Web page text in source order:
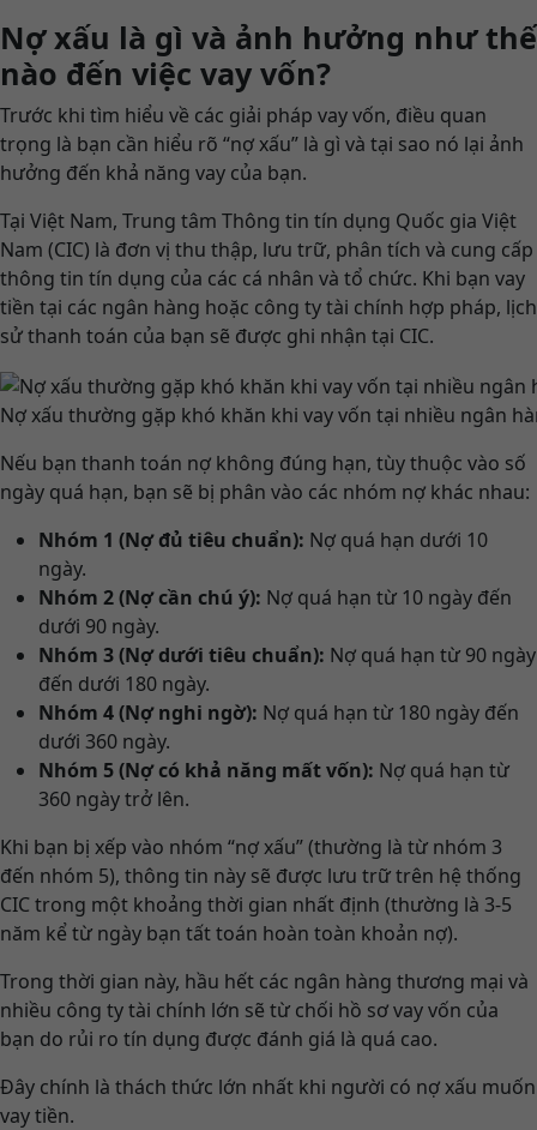
Nợ xấu là gì và ảnh hưởng như thế
nào đến việc vay vốn?
Trước khi tìm hiểu về các giải pháp vay vốn, điều quan
trọng là bạn cần hiểu rõ “nợ xấu” là gì và tại sao nó lại ảnh
hưởng đến khả năng vay của bạn.
Tại Việt Nam, Trung tâm Thông tin tín dụng Quốc gia Việt
Nam (CIC) là đơn vị thu thập, lưu trữ, phân tích và cung cấp
thông tin tín dụng của các cá nhân và tổ chức. Khi bạn vay
tiền tại các ngân hàng hoặc công ty tài chính hợp pháp, lịch
sử thanh toán của bạn sẽ được ghi nhận tại CIC.
Nợ xấu thường gặp khó khăn khi vay vốn tại nhiều ngân
Nếu bạn thanh toán nợ không đúng hạn, tùy thuộc vào số
ngày quá hạn, bạn sẽ bị phân vào các nhóm nợ khác nhau:
Nhóm 1 (Nợ đủ tiêu chuẩn): Nợ quá hạn dưới 10
ngày.
Nhóm 2 (Nợ cần chú ý): Nợ quá hạn từ 10 ngày đến
dưới 90 ngày.
Nhóm 3 (Nợ dưới tiêu chuẩn): Nợ quá hạn từ 90 ngày
đến dưới 180 ngày.
Nhóm 4 (Nợ nghi ngờ): Nợ quá hạn từ 180 ngày đến
dưới 360 ngày.
Nhóm 5 (Nợ có khả năng mất vốn): Nợ quá hạn từ
360 ngày trở lên.
Khi bạn bị xếp vào nhóm “nợ xấu” (thường là từ nhóm 3
đến nhóm 5), thông tin này sẽ được lưu trữ trên hệ thống
CIC trong một khoảng thời gian nhất định (thường là 3-5
năm kể từ ngày bạn tất toán hoàn toàn khoản nợ).
Trong thời gian này, hầu hết các ngân hàng thương mại và
nhiều công ty tài chính lớn sẽ từ chối hồ sơ vay vốn của
bạn do rủi ro tín dụng được đánh giá là quá cao.
Đây chính là thách thức lớn nhất khi người có nợ xấu muốn
vay tiền.